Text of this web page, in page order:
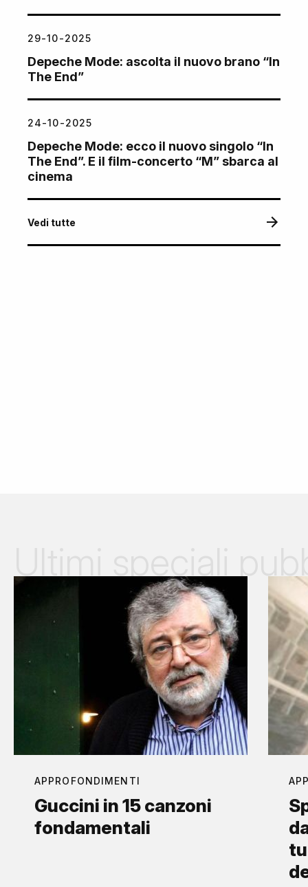
29-10-2025
Depeche Mode: ascolta il nuovo brano “In
The End”
24-10-2025
Depeche Mode: ecco il nuovo singolo “In
The End”. E il film-concerto “M” sbarca al
cinema
Vedi tutte
APPROFONDIMENTI
Guccini in 15 canzoni
fondamentali